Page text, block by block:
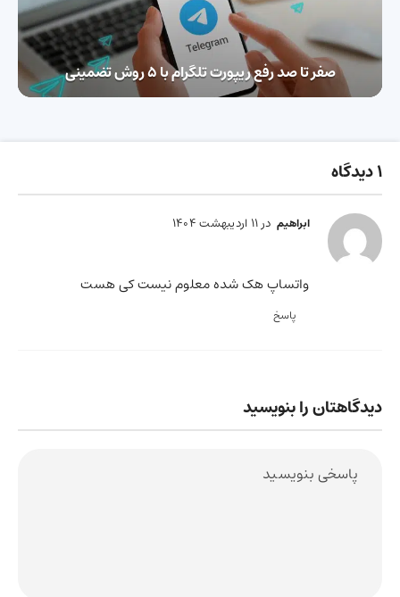
صفر تا صد رفع ریپورت تلگرام با ۵ روش تضمینی
1 دیدگاه
ابراهیم در 11 اردیبهشت 1404
واتساپ هک شده معلوم نیست کی هست
پاسخ
دیدگاهتان را بنویسید